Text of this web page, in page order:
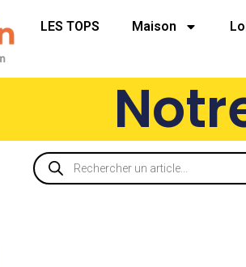
LES TOPS Maison